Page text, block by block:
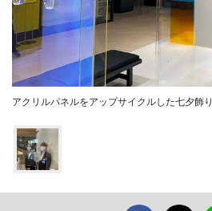
アクリルパネルをアップサイクルした七夕飾り